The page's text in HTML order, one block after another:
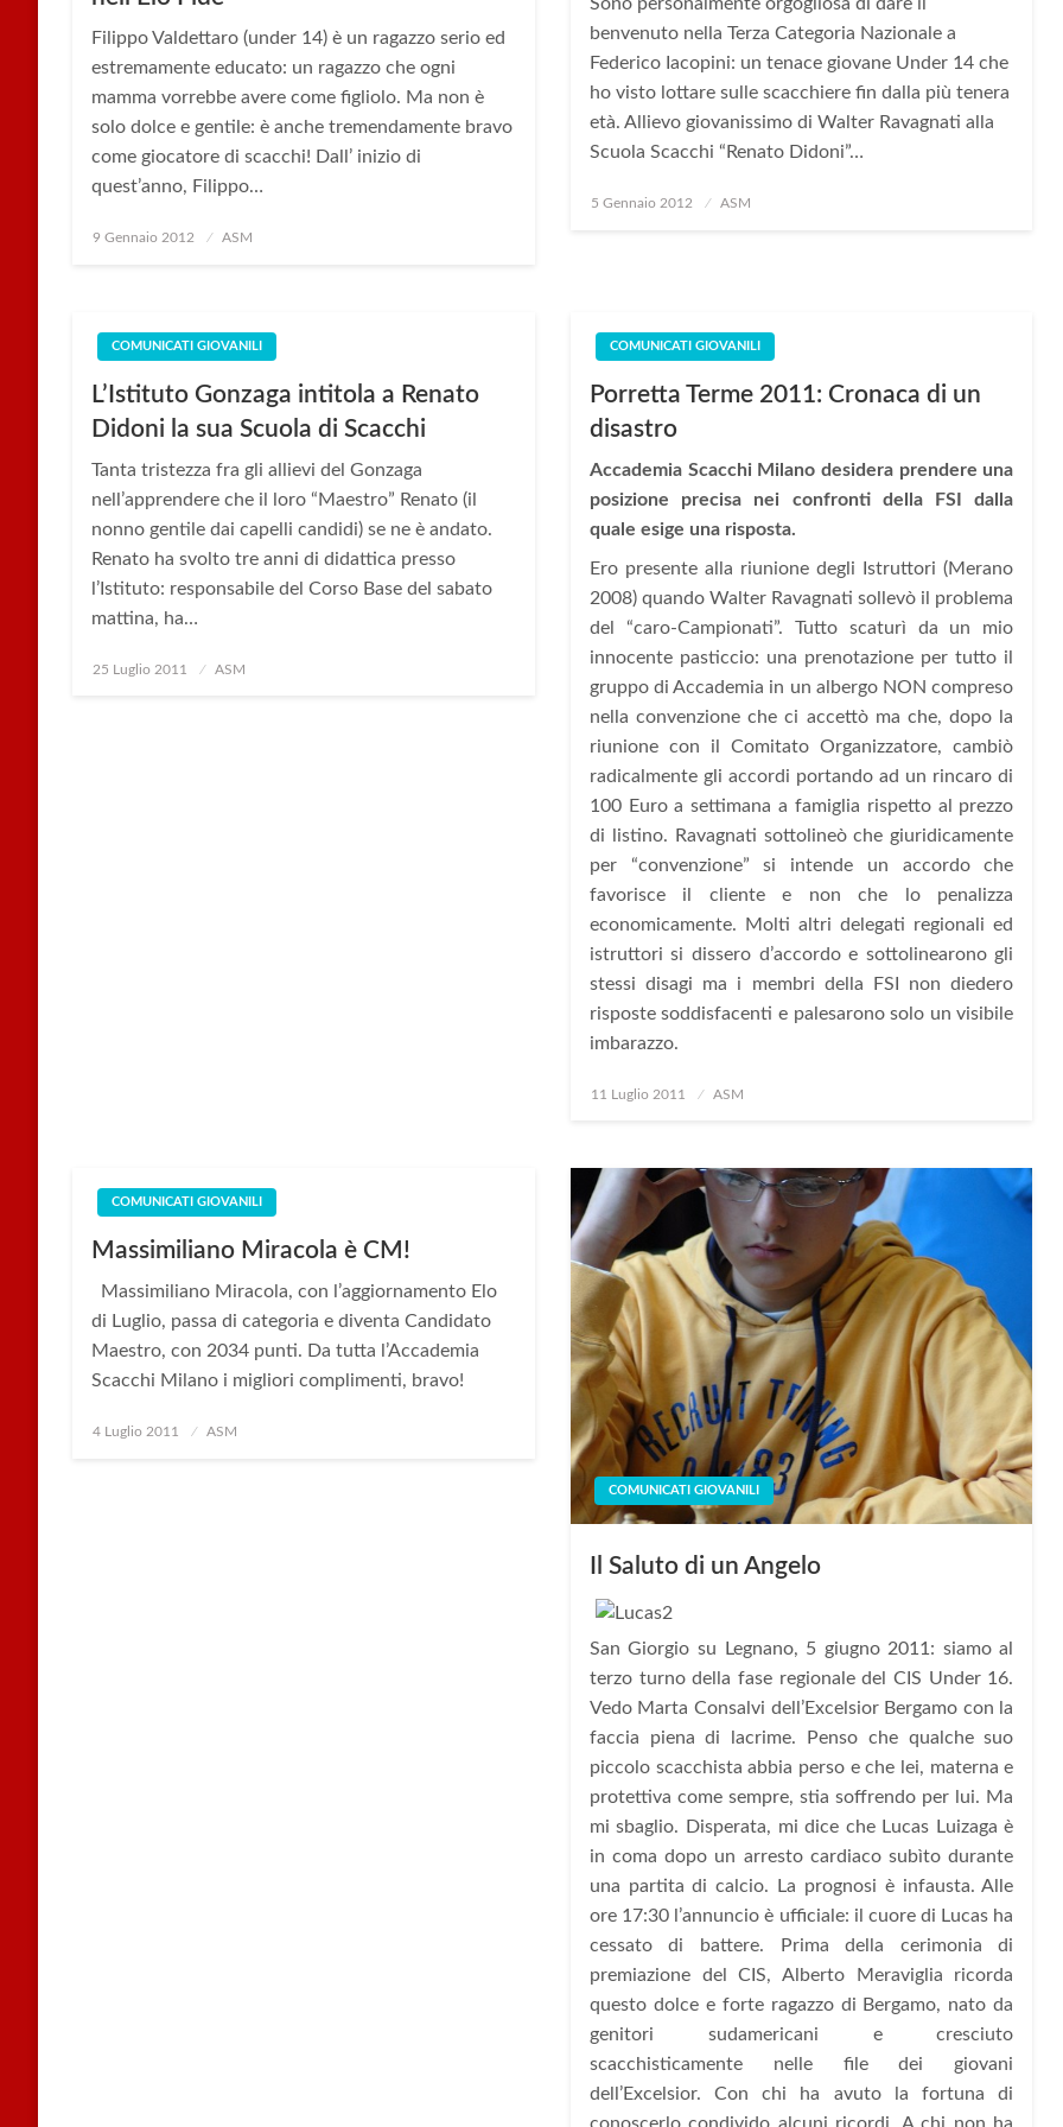
Filippo Valdettaro (under 14) è un ragazzo serio ed
estremamente educato: un ragazzo che ogni
mamma vorrebbe avere come figliolo. Ma non è
solo dolce e gentile: è anche tremendamente bravo
come giocatore di scacchi! Dall’ inizio di
quest’anno, Filippo…
Posted
9 Gennaio 2012 ASM
benvenuto nella Terza Categoria Nazionale a
Federico Iacopini: un tenace giovane Under 14 che
ho visto lottare sulle scacchiere fin dalla più tenera
età. Allievo giovanissimo di Walter Ravagnati alla
Scuola Scacchi “Renato Didoni”…
Posted
5 Gennaio 2012 ASM
COMUNICATI GIOVANILI
L’Istituto Gonzaga intitola a Renato
Didoni la sua Scuola di Scacchi
Tanta tristezza fra gli allievi del Gonzaga
nell’apprendere che il loro “Maestro” Renato (il
nonno gentile dai capelli candidi) se ne è andato.
Renato ha svolto tre anni di didattica presso
l’Istituto: responsabile del Corso Base del sabato
mattina, ha…
Posted
25 Luglio 2011 ASM
COMUNICATI GIOVANILI
Porretta Terme 2011: Cronaca di un
disastro
Accademia Scacchi Milano desidera prendere una
posizione precisa nei confronti della FSI dalla
quale esige una risposta.
Ero presente alla riunione degli Istruttori (Merano
2008) quando Walter Ravagnati sollevò il problema
del “caro-Campionati”. Tutto scaturì da un mio
innocente pasticcio: una prenotazione per tutto il
gruppo di Accademia in un albergo NON compreso
nella convenzione che ci accettò ma che, dopo la
riunione con il Comitato Organizzatore, cambiò
radicalmente gli accordi portando ad un rincaro di
100 Euro a settimana a famiglia rispetto al prezzo
di listino. Ravagnati sottolineò che giuridicamente
per “convenzione” si intende un accordo che
favorisce il cliente e non che lo penalizza
economicamente. Molti altri delegati regionali ed
istruttori si dissero d’accordo e sottolinearono gli
stessi disagi ma i membri della FSI non diedero
risposte soddisfacenti e palesarono solo un visibile
imbarazzo.
Posted
11 Luglio 2011 ASM
COMUNICATI GIOVANILI
Massimiliano Miracola è CM!
Massimiliano Miracola, con l’aggiornamento Elo
di Luglio, passa di categoria e diventa Candidato
Maestro, con 2034 punti. Da tutta l’Accademia
Scacchi Milano i migliori complimenti, bravo!
Posted
4 Luglio 2011 ASM
COMUNICATI GIOVANILI
Il Saluto di un Angelo
San Giorgio su Legnano, 5 giugno 2011: siamo al
terzo turno della fase regionale del CIS Under 16.
Vedo Marta Consalvi dell’Excelsior Bergamo con la
faccia piena di lacrime. Penso che qualche suo
piccolo scacchista abbia perso e che lei, materna e
protettiva come sempre, stia soffrendo per lui. Ma
mi sbaglio. Disperata, mi dice che Lucas Luizaga è
in coma dopo un arresto cardiaco subìto durante
una partita di calcio. La prognosi è infausta. Alle
ore 17:30 l’annuncio è ufficiale: il cuore di Lucas ha
cessato di battere. Prima della cerimonia di
premiazione del CIS, Alberto Meraviglia ricorda
questo dolce e forte ragazzo di Bergamo, nato da
genitori sudamericani e cresciuto
scacchisticamente nelle file dei giovani
dell’Excelsior. Con chi ha avuto la fortuna di